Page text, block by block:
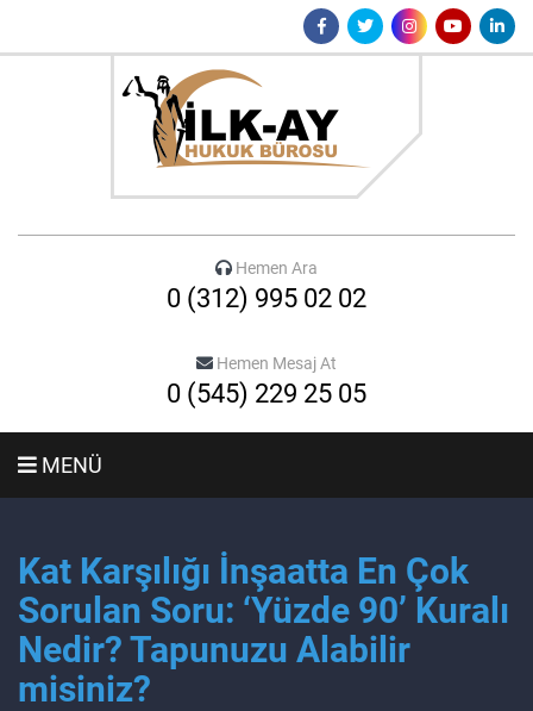
Hemen Ara
0 (312) 995 02 02
Hemen Mesaj At
0 (545) 229 25 05
MENÜ
Kat Karşılığı İnşaatta En Çok
Sorulan Soru: ‘Yüzde 90’ Kuralı
Nedir? Tapunuzu Alabilir
misiniz?